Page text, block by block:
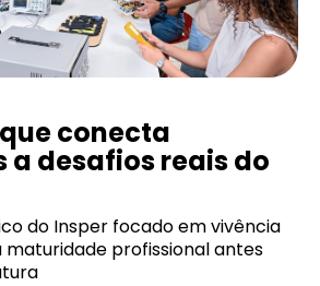
conecta
a desafios reais do
do Insper focado em vivência
profissional antes